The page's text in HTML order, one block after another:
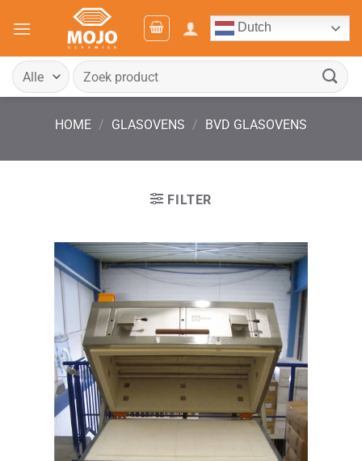
naar
Dutch
Zoeken
naar:
HOME / GLASOVENS / BVD GLASOVENS
FILTER